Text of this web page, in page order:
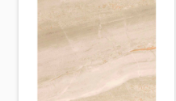
Փայտամած և
Բոլորը